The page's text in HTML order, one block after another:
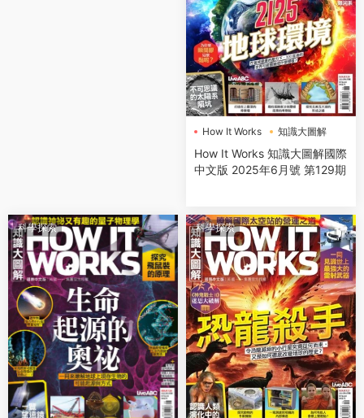
How It Works 知識大圖解
How It Works 知識大圖解國際
中文版 2025年6月號 第129期
科學探索 科學探索